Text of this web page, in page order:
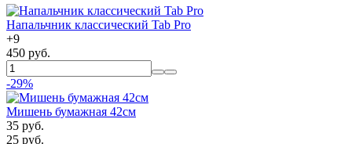
Напальчник классический Tab Pro
+9
450 руб.
-29%
Мишень бумажная 42см
35 руб.
25 руб.